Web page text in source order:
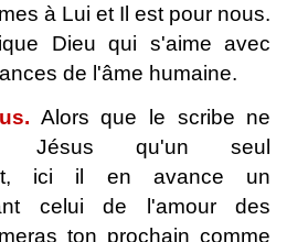
à Lui et Il est pour nous.
Dieu qui s'aime avec
de l'âme humaine.
Alors que le scribe ne
Jésus qu'un seul
ici il en avance un
celui de l'amour des
ton prochain comme